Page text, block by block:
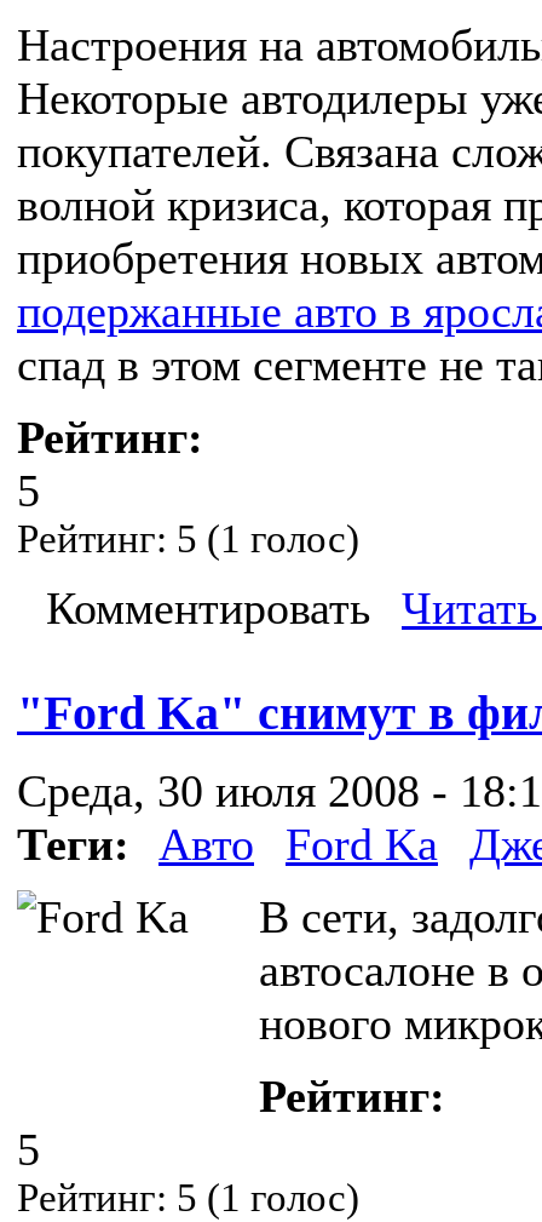
Настроения на
Некоторые автодилеры
покупателей. Связана
волной кризиса, которая
приобретения новых
подержанные авто в
спад в этом сегменте не
Рейтинг:
5
Рейтинг: 5 (1 голос)
Комментировать
"Ford Ka" снимут в
Среда, 30 июля 2008 -
Теги:
Авто Ford Ka
В сети,
автосалоне в
нового
Рейтинг:
5
Рейтинг: 5 (1 голос)